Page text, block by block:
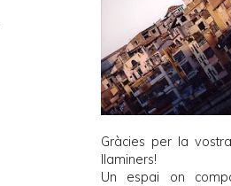
Gràcies per la
llaminers!
Un espai on